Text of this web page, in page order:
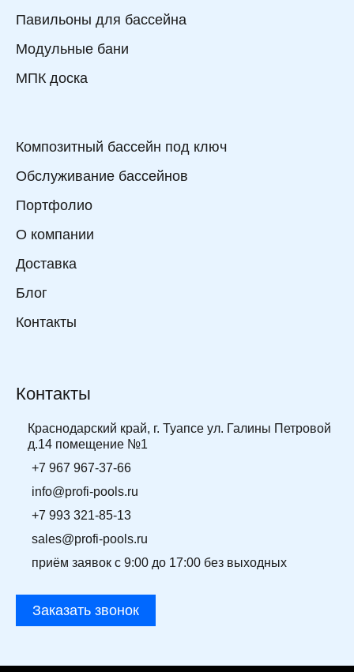
Павильоны для бассейна
Модульные бани
МПК доска
Композитный бассейн под ключ
Обслуживание бассейнов
Портфолио
О компании
Доставка
Блог
Контакты
Контакты
Краснодарский край, г. Туапсе ул. Галины Петровой
д.14 помещение №1
+7 967 967-37-66
info@profi-pools.ru
+7 993 321-85-13
sales@profi-pools.ru
приём заявок с 9:00 до 17:00 без выходных
Заказать звонок